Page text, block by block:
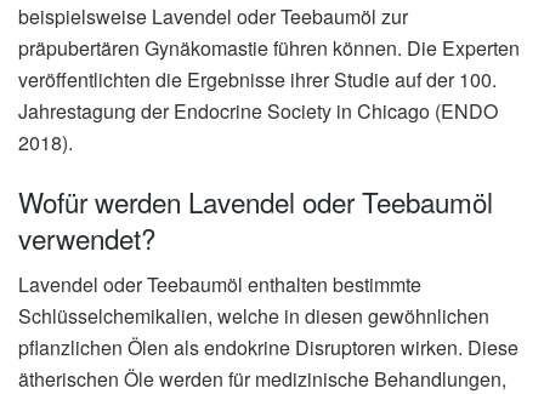
beispielsweise Lavendel oder Teebaumöl zur
präpubertären Gynäkomastie führen können. Die Experten
veröffentlichten die Ergebnisse ihrer Studie auf der 100.
Jahrestagung der Endocrine Society in Chicago (ENDO
2018).
Wofür werden Lavendel oder Teebaumöl
verwendet?
Lavendel oder Teebaumöl enthalten bestimmte
Schlüsselchemikalien, welche in diesen gewöhnlichen
pflanzlichen Ölen als endokrine Disruptoren wirken. Diese
ätherischen Öle werden für medizinische Behandlungen,